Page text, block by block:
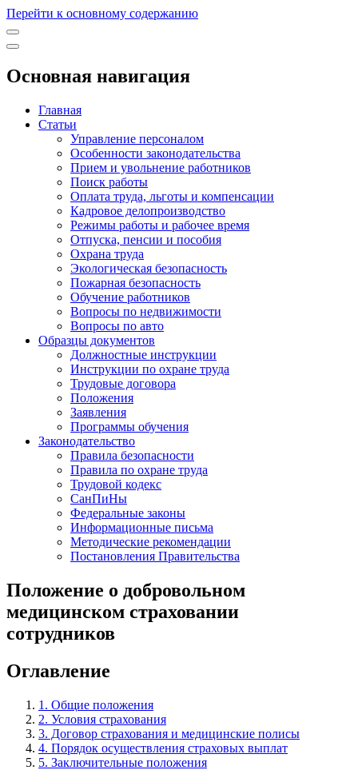
Перейти к основному содержанию
Основная навигация
Главная
Статьи
Управление персоналом
Особенности законодательства
Прием и увольнение работников
Поиск работы
Оплата труда, льготы и компенсации
Кадровое делопроизводство
Режимы работы и рабочее время
Отпуска, пенсии и пособия
Охрана труда
Экологическая безопасность
Пожарная безопасность
Обучение работников
Вопросы по недвижимости
Вопросы по авто
Образцы документов
Должностные инструкции
Инструкции по охране труда
Трудовые договора
Положения
Заявления
Программы обучения
Законодательство
Правила безопасности
Правила по охране труда
Трудовой кодекс
СанПиНы
Федеральные законы
Информационные письма
Методические рекомендации
Постановления Правительства
Положение о добровольном
медицинском страховании
сотрудников
Оглавление
1. Общие положения
2. Условия страхования
3. Договор страхования и медицинские полисы
4. Порядок осуществления страховых выплат
5. Заключительные положения